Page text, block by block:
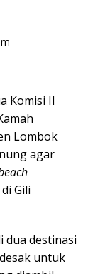
Komisi II
Lombok
agar
Gili
dua destinasi
untuk